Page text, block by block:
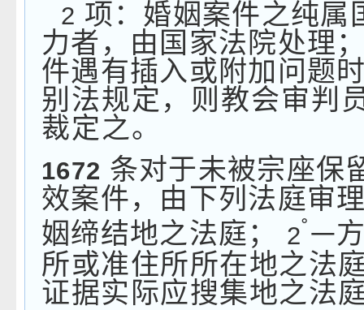
2 项：婚姻案件之纯属
力者，由国家法院处理
件遇有插入或附加问题
别法规定，则教会审判
裁定之。
1672 条对于未被宗座保
效案件，由下列法庭审
姻缔结地之法庭；
2˚一
所或准住所所在地之法
证据实际应搜集地之法